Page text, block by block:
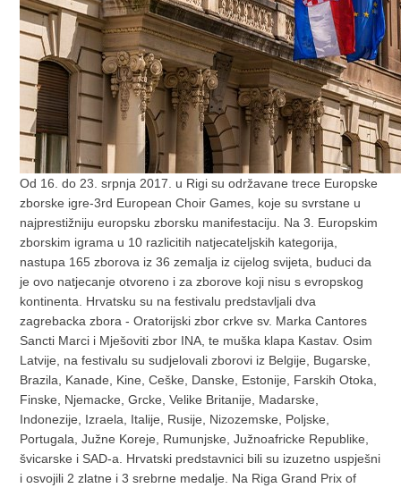
Od 16. do 23. srpnja 2017. u Rigi su održavane trece Europske
zborske igre-3rd European Choir Games, koje su svrstane u
najprestižniju europsku zborsku manifestaciju. Na 3. Europskim
zborskim igrama u 10 razlicitih natjecateljskih kategorija,
nastupa 165 zborova iz 36 zemalja iz cijelog svijeta, buduci da
je ovo natjecanje otvoreno i za zborove koji nisu s evropskog
kontinenta. Hrvatsku su na festivalu predstavljali dva
zagrebacka zbora - Oratorijski zbor crkve sv. Marka Cantores
Sancti Marci i Mješoviti zbor INA, te muška klapa Kastav. Osim
Latvije, na festivalu su sudjelovali zborovi iz Belgije, Bugarske,
Brazila, Kanade, Kine, Ceške, Danske, Estonije, Farskih Otoka,
Finske, Njemacke, Grcke, Velike Britanije, Madarske,
Indonezije, Izraela, Italije, Rusije, Nizozemske, Poljske,
Portugala, Južne Koreje, Rumunjske, Južnoafricke Republike,
švicarske i SAD-a. Hrvatski predstavnici bili su izuzetno uspješni
i osvojili 2 zlatne i 3 srebrne medalje. Na Riga Grand Prix of